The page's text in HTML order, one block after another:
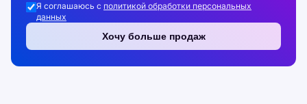
Я соглашаюсь с политикой обработки персональных
данных
Хочу больше продаж